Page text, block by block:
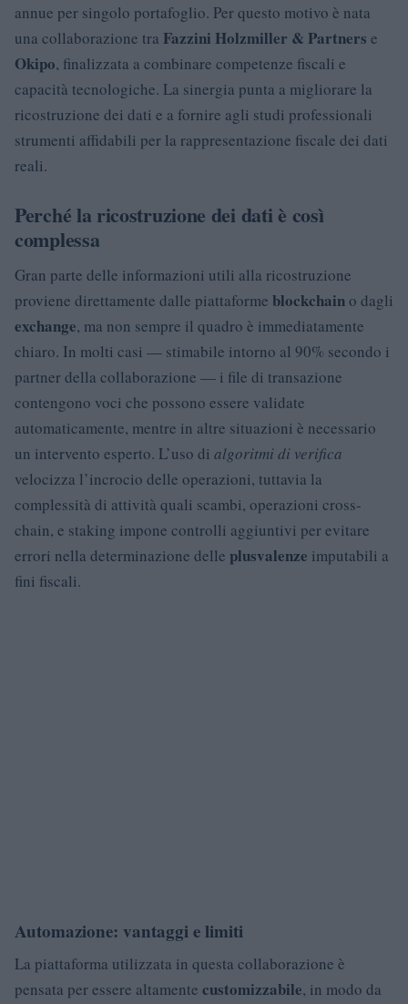
annue per singolo portafoglio. Per questo motivo è nata
una collaborazione tra Fazzini Holzmiller & Partners e
Okipo, finalizzata a combinare competenze fiscali e
capacità tecnologiche. La sinergia punta a migliorare la
ricostruzione dei dati e a fornire agli studi professionali
strumenti affidabili per la rappresentazione fiscale dei dati
reali.
Perché la ricostruzione dei dati è così
complessa
Gran parte delle informazioni utili alla ricostruzione
proviene direttamente dalle piattaforme blockchaino dagli
exchange, ma non sempre il quadro è immediatamente
chiaro. In molti casi — stimabile intorno al 90% secondo i
partner della collaborazione — i file di transazione
contengono voci che possono essere validate
automaticamente, mentre in altre situazioni è necessario
un intervento esperto. L’uso di algoritmi di verifica
velocizza l’incrocio delle operazioni, tuttavia la
complessità di attività quali scambi, operazioni cross-
chain, e staking impone controlli aggiuntivi per evitare
errori nella determinazione delle plusvalenze imputabili a
fini fiscali.
Automazione: vantaggi e limiti
La piattaforma utilizzata in questa collaborazione è
pensata per essere altamente customizzabile, in modo da